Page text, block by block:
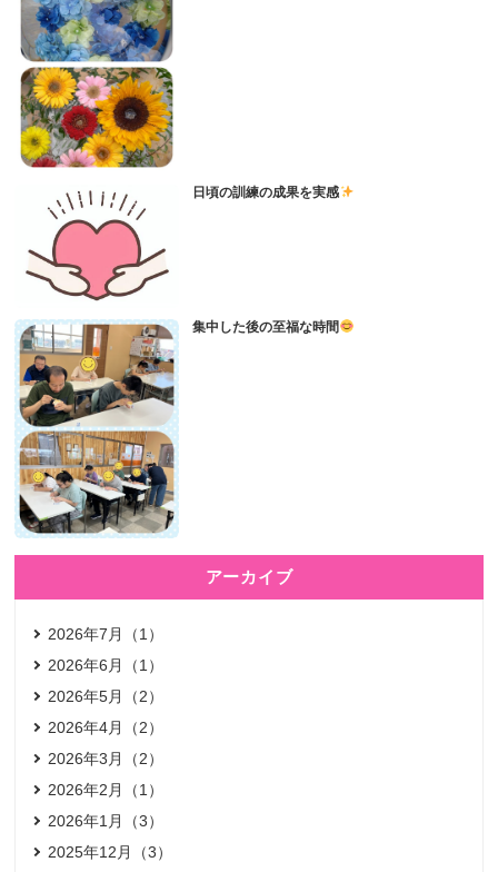
日頃の訓練の成果を実感
集中した後の至福な時間
アーカイブ
2026年7月（1）
2026年6月（1）
2026年5月（2）
2026年4月（2）
2026年3月（2）
2026年2月（1）
2026年1月（3）
2025年12月（3）